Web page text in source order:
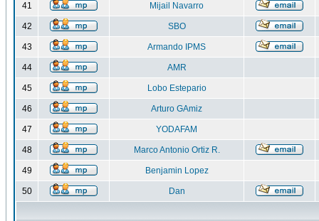
41 Mijail Navarro
42 SBO
43 Armando IPMS
44 AMR
45 Lobo Estepario
46 Arturo GAmiz
47 YODAFAM
48 Marco Antonio Ortiz R.
49 Benjamin Lopez
50 Dan